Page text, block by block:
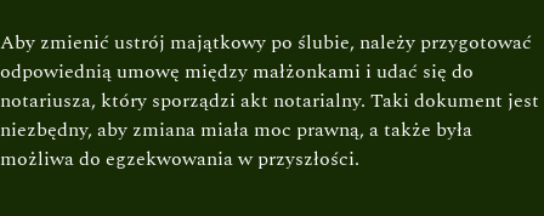
Aby zmienić ustrój majątkowy po ślubie, należy przygotować
odpowiednią umowę między małżonkami i udać się do
notariusza, który sporządzi akt notarialny. Taki dokument jest
niezbędny, aby zmiana miała moc prawną, a także była
możliwa do egzekwowania w przyszłości.